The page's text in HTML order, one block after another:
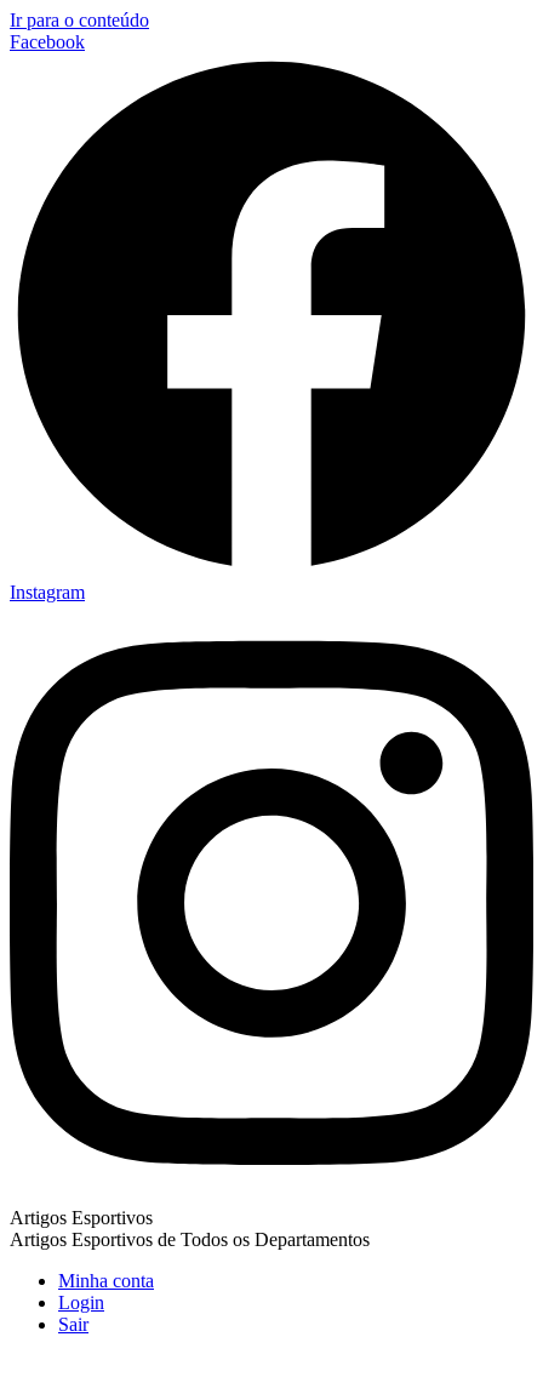
Ir para o conteúdo
Facebook
Instagram
Artigos Esportivos
Artigos Esportivos de Todos os Departamentos
Minha conta
Login
Sair